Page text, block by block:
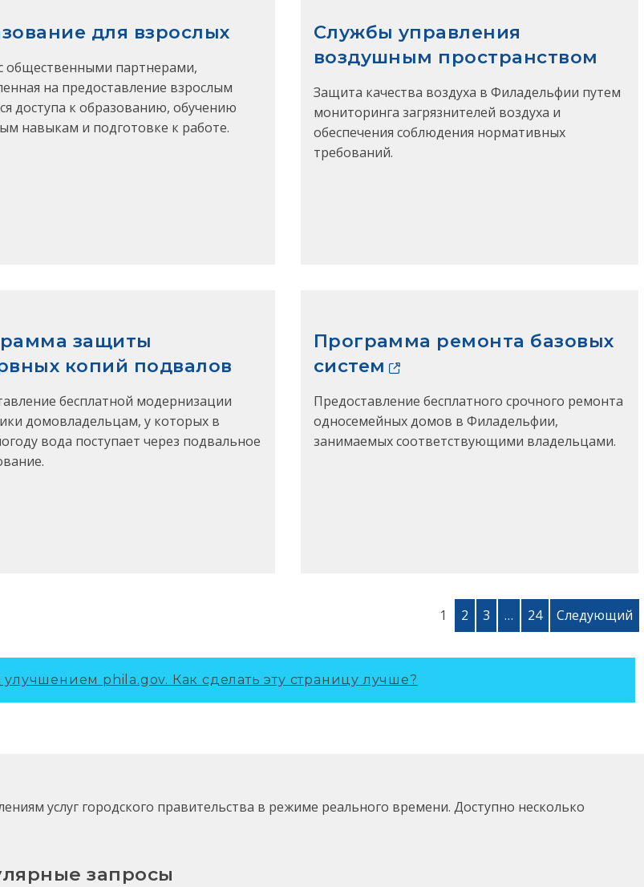
для взрослых
общественными партнерами,
на предоставление взрослым
доступа к образованию, обучению
навыкам и подготовке к работе.
Службы управления
воздушным пространством
Защита качества воздуха в Филадельфии путем
мониторинга загрязнителей воздуха и
обеспечения соблюдения нормативных
требований.
защиты
копий подвалов
бесплатной модернизации
домовладельцам, у которых в
вода поступает через подвальное
Программа ремонта базовых
систем
Предоставление бесплатного срочного ремонта
односемейных домов в Филадельфии,
занимаемых соответствующими владельцами.
1 2 3 … 24 Следующий
улучшением phila.gov. Как сделать эту страницу лучше?
услуг городского правительства в режиме реального времени. Доступно несколько
запросы